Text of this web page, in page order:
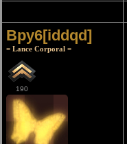
Bpy6[iddqd]
= Lance Corporal =
190